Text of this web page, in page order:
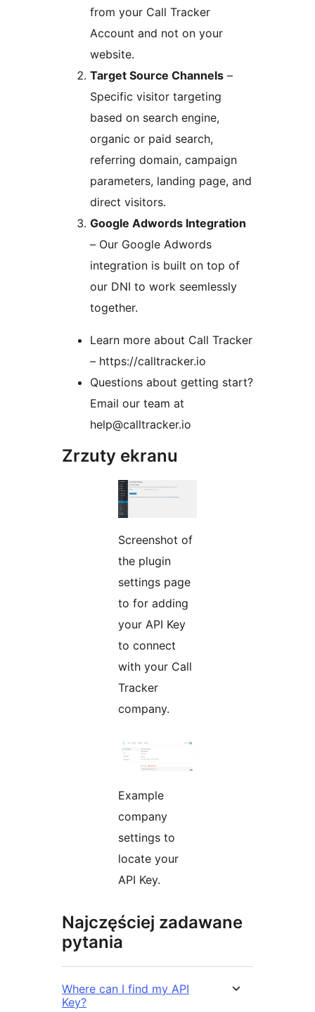
from your Call Tracker
Account and not on your
website.
Target Source Channels –
Specific visitor targeting
based on search engine,
organic or paid search,
referring domain, campaign
parameters, landing page, and
direct visitors.
Google Adwords Integration
– Our Google Adwords
integration is built on top of
our DNI to work seemlessly
together.
Learn more about Call Tracker
– https://calltracker.io
Questions about getting start?
Email our team at
help@calltracker.io
Zrzuty ekranu
Screenshot of
the plugin
settings page
to for adding
your API Key
to connect
with your Call
Tracker
company.
Example
company
settings to
locate your
API Key.
Najczęściej zadawane
pytania
Where can I find my API
Key?